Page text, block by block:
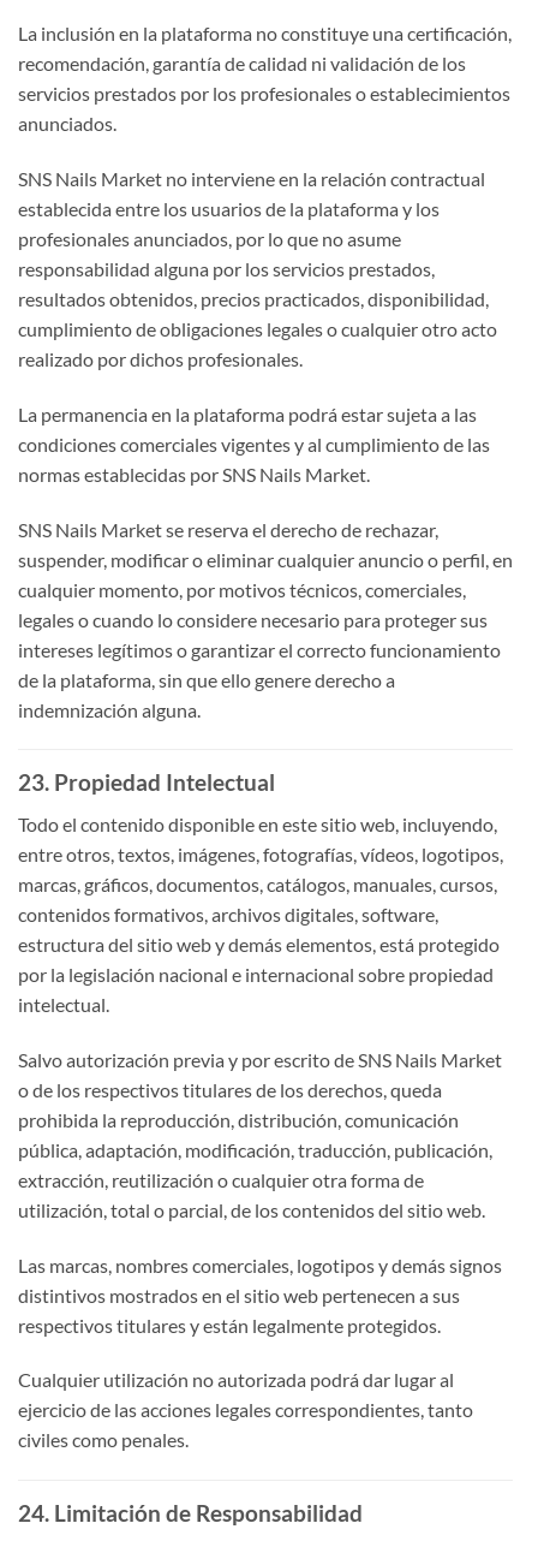
La inclusión en la plataforma no constituye una certificación,
recomendación, garantía de calidad ni validación de los
servicios prestados por los profesionales o establecimientos
anunciados.
SNS Nails Market no interviene en la relación contractual
establecida entre los usuarios de la plataforma y los
profesionales anunciados, por lo que no asume
responsabilidad alguna por los servicios prestados,
resultados obtenidos, precios practicados, disponibilidad,
cumplimiento de obligaciones legales o cualquier otro acto
realizado por dichos profesionales.
La permanencia en la plataforma podrá estar sujeta a las
condiciones comerciales vigentes y al cumplimiento de las
normas establecidas por SNS Nails Market.
SNS Nails Market se reserva el derecho de rechazar,
suspender, modificar o eliminar cualquier anuncio o perfil, en
cualquier momento, por motivos técnicos, comerciales,
legales o cuando lo considere necesario para proteger sus
intereses legítimos o garantizar el correcto funcionamiento
de la plataforma, sin que ello genere derecho a
indemnización alguna.
23. Propiedad Intelectual
Todo el contenido disponible en este sitio web, incluyendo,
entre otros, textos, imágenes, fotografías, vídeos, logotipos,
marcas, gráficos, documentos, catálogos, manuales, cursos,
contenidos formativos, archivos digitales, software,
estructura del sitio web y demás elementos, está protegido
por la legislación nacional e internacional sobre propiedad
intelectual.
Salvo autorización previa y por escrito de SNS Nails Market
o de los respectivos titulares de los derechos, queda
prohibida la reproducción, distribución, comunicación
pública, adaptación, modificación, traducción, publicación,
extracción, reutilización o cualquier otra forma de
utilización, total o parcial, de los contenidos del sitio web.
Las marcas, nombres comerciales, logotipos y demás signos
distintivos mostrados en el sitio web pertenecen a sus
respectivos titulares y están legalmente protegidos.
Cualquier utilización no autorizada podrá dar lugar al
ejercicio de las acciones legales correspondientes, tanto
civiles como penales.
24. Limitación de Responsabilidad